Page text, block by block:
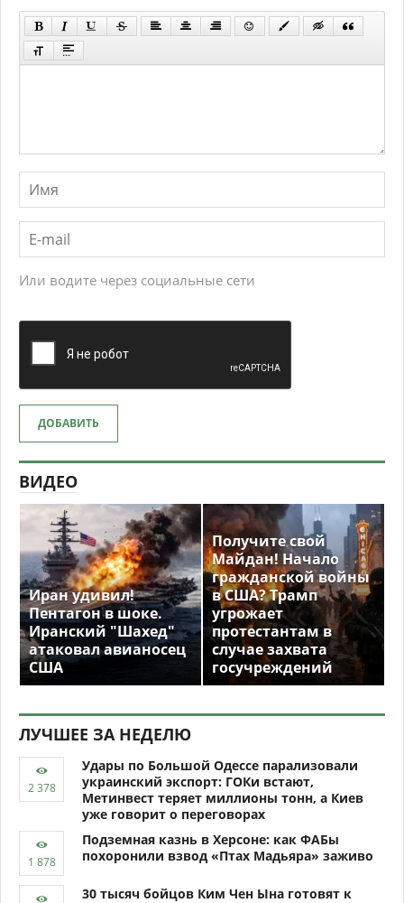
Или водите через социальные сети
ДОБАВИТЬ
ВИДЕО
Иран удивил!
Пентагон в шоке.
Иранский "Шахед"
атаковал авианосец
США
Получите свой
Майдан! Начало
гражданской войны
в США? Трамп
угрожает
протестантам в
случае захвата
госучреждений
ЛУЧШЕЕ ЗА НЕДЕЛЮ
Удары по Большой Одессе парализовали
украинский экспорт: ГОКи встают,
Метинвест теряет миллионы тонн, а Киев
уже говорит о переговорах
Подземная казнь в Херсоне: как ФАБы
похоронили взвод «Птах Мадьяра» заживо
30 тысяч бойцов Ким Чен Ына готовят к